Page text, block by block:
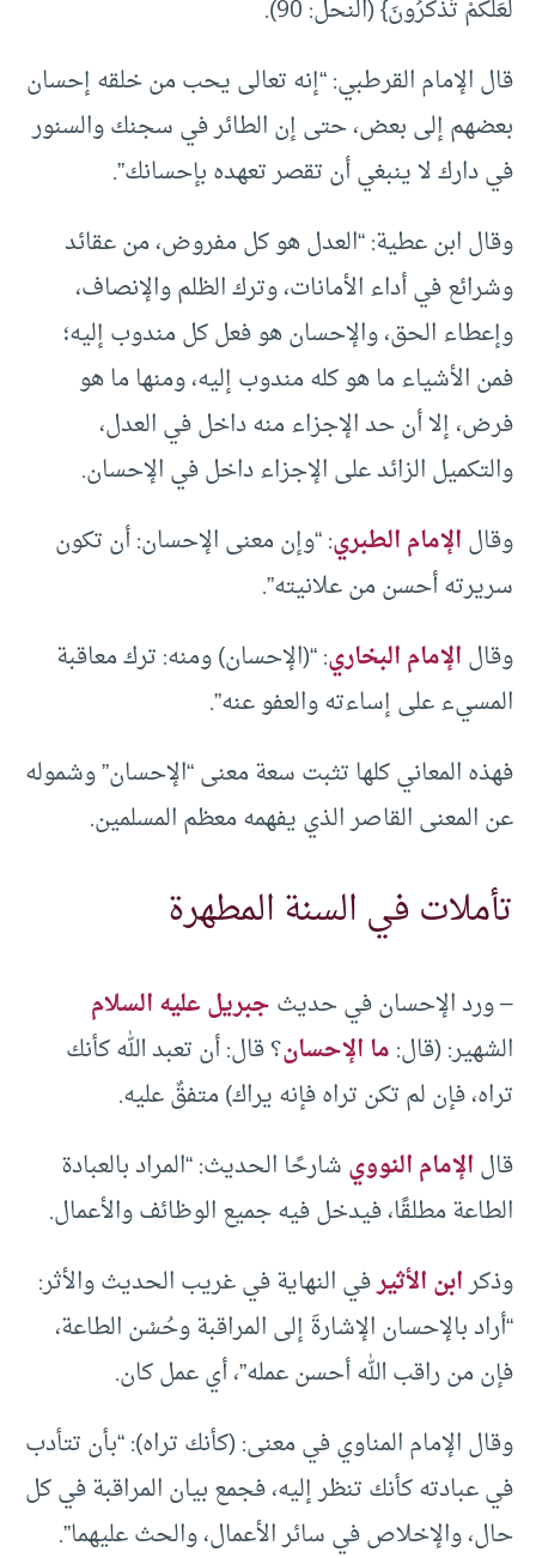
لَعَلَّكُمْ تَذَكَّرُونَ} (النحل: 90).
قال الإمام القرطبي: “إنه تعالى يحب من خلقه إحسان
بعضهم إلى بعض، حتى إن الطائر في سجنك والسنور
في دارك لا ينبغي أن تقصر تعهده بإحسانك”.
وقال ابن عطية: “العدل هو كل مفروض، من عقائد
وشرائع في أداء الأمانات، وترك الظلم والإنصاف،
وإعطاء الحق، والإحسان هو فعل كل مندوب إليه؛
فمن الأشياء ما هو كله مندوب إليه، ومنها ما هو
فرض، إلا أن حد الإجزاء منه داخل في العدل،
والتكميل الزائد على الإجزاء داخل في الإحسان.
وقالالإمام الطبري: “وإن معنى الإحسان: أن تكون
سريرته أحسن من علانيته”.
وقالالإمام البخاري: “(الإحسان) ومنه: ترك معاقبة
المسيء على إساءته والعفو عنه”.
فهذه المعاني كلها تثبت سعة معنى “الإحسان” وشموله
عن المعنى القاصر الذي يفهمه معظم المسلمين.
تأملات في السنة المطهرة
– ورد الإحسان في حديثجبريل عليه السلام
الشهير: (قال:ما الإحسان؟ قال: أن تعبد الله كأنك
تراه، فإن لم تكن تراه فإنه يراك) متفقٌ عليه.
قالالإمام النوويشارحًا الحديث: “المراد بالعبادة
الطاعة مطلقًا، فيدخل فيه جميع الوظائف والأعمال.
وذكرابن الأثيرفي النهاية في غريب الحديث والأثر:
“أراد بالإحسان الإشارةَ إلى المراقبة وحُسْن الطاعة،
فإن من راقب الله أحسن عمله”، أي عمل كان.
وقال الإمام المناوي في معنى: (كأنك تراه): “بأن تتأدب
في عبادته كأنك تنظر إليه، فجمع بيان المراقبة في كل
حال، والإخلاص في سائر الأعمال، والحث عليهما”.